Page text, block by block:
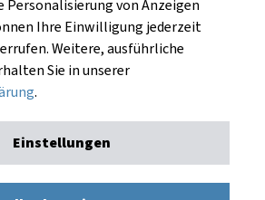
GmbH
Personalisierung von Anzeigen
Ihre Einwilligung jederzeit
Weitere, ausführliche
Sie in unserer
.
Einstellungen